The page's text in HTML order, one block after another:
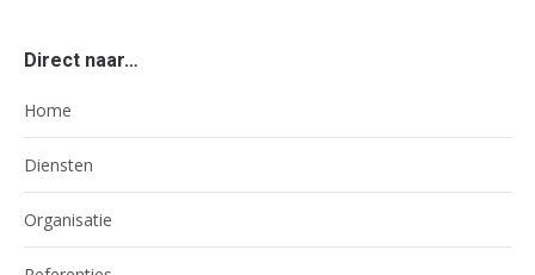
Direct naar…
Home
Diensten
Organisatie